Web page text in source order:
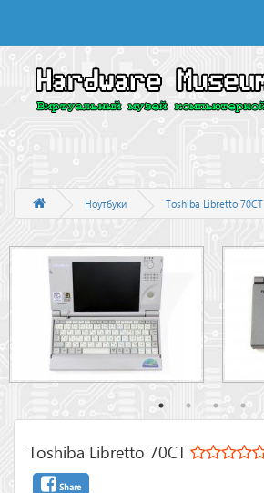
Ноутбуки Toshiba Libretto 70CT
Toshiba Libretto 70CT
Share